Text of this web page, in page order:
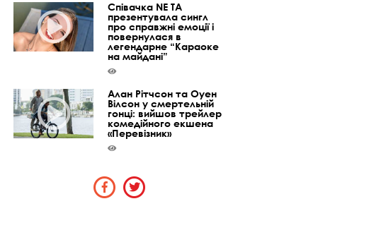
Співачка NE TA
презентувала сингл
про справжні емоції і
повернулася в
легендарне “Караоке
на майдані”
Алан Рітчсон та Оуен
Вілсон у смертельній
гонці: вийшов трейлер
комедійного екшена
«Перевізник»